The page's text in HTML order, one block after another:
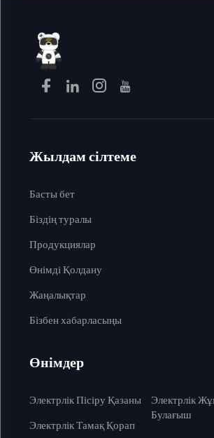
Жылдам сілтеме
Басты бет
Біздің туралы
Продукциялар
Өнімді Қолдану
Жаңалықтар
Бізбен хабарласыңы
Өнімдер
Электрлік Пісіру Қазаны
Электрлік Тамақ Қорап
Электрлік
Булағыш